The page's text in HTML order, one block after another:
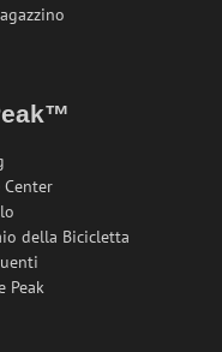
Center
della Bicicletta
Peak